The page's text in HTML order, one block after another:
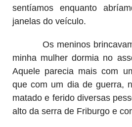
sentíamos enquanto
janelas do veículo.
Os meninos brincavam
minha mulher dormia no
Aquele parecia mais com
que com um dia de guerra,
matado e ferido diversas
alto da serra de Friburgo e